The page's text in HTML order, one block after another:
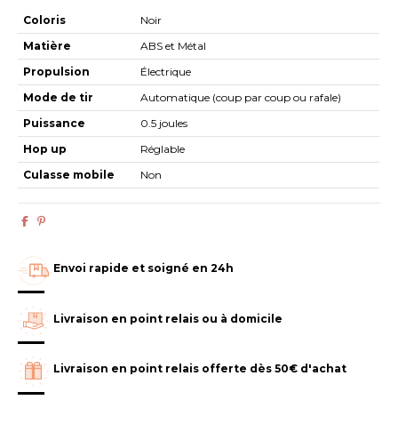
Coloris
Noir
Matière
ABS et Métal
Propulsion
Électrique
Mode de tir
Automatique (coup par coup ou rafale)
Puissance
0.5 joules
Hop up
Réglable
Culasse mobile
Non
Envoi rapide et soigné en 24h
Livraison en point relais ou à domicile
Livraison en point relais offerte dès 50€ d'achat